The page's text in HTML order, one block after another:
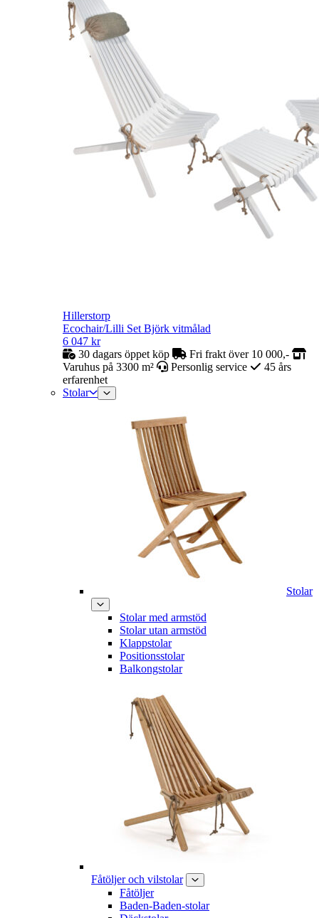
Hillerstorp
Ecochair/Lilli Set Björk vitmålad
6 047 kr
30 dagars öppet köp
Fri frakt över 10 000,-
Varuhus på 3300 m²
Personlig service
45 års
erfarenhet
Stolar
Stolar
Stolar med armstöd
Stolar utan armstöd
Klappstolar
Positionsstolar
Balkongstolar
Fåtöljer och vilstolar
Fåtöljer
Baden-Baden-stolar